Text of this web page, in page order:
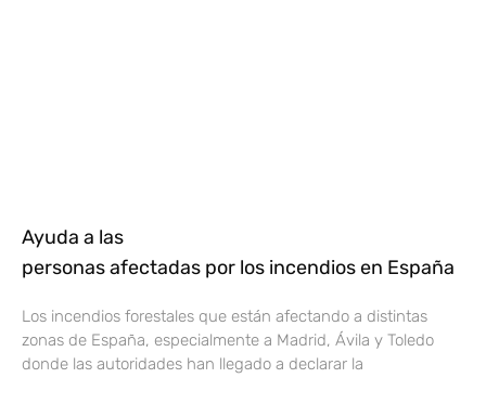
Ayuda a las
personas afectadas por los incendios en España
Los incendios forestales que están afectando a distintas
zonas de España, especialmente a Madrid, Ávila y Toledo
donde las autoridades han llegado a declarar la